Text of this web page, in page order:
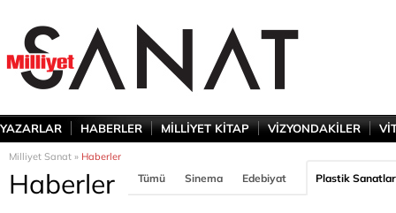
YAZARLAR HABERLER MİLLİYET KİTAP VİZYONDAKİLER
Milliyet Sanat » Haberler
Haberler Tümü Sinema Edebiyat Plastik Sanatlar